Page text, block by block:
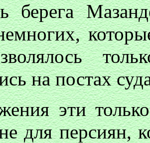
берега
на постах
эти
для персиян,